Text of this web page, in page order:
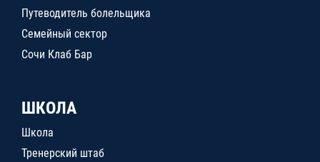
Путеводитель болельщика
Семейный сектор
Сочи Клаб Бар
ШКОЛА
Школа
Тренерский штаб